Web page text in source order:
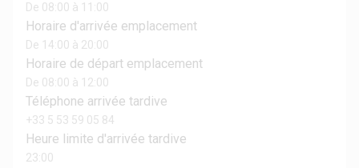
De 08:00 à 11:00
Horaire d'arrivée emplacement
De 14:00 à 20:00
Horaire de départ emplacement
De 08:00 à 12:00
Téléphone arrivée tardive
+33 5 53 59 05 84
Heure limite d'arrivée tardive
23:00